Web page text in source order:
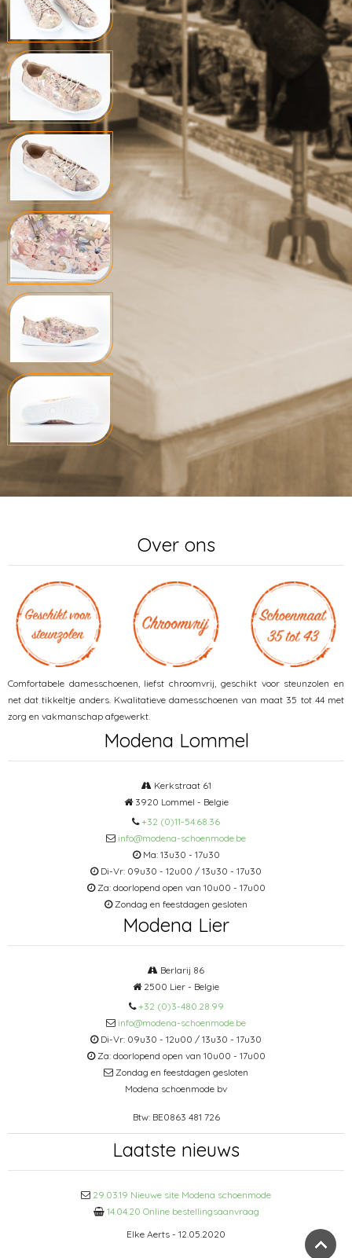
Over ons
Comfortabele damesschoenen, liefst chroomvrij, geschikt voor steunzolen en
net dat tikkeltje anders. Kwalitatieve damesschoenen van maat 35 tot 44 met
zorg en vakmanschap afgewerkt.
Modena Lommel
Kerkstraat 61
3920 Lommel - Belgie
+32 (0)11-54.68.36
info@modena-schoenmode.be
Ma: 13u30 - 17u30
Di-Vr: 09u30 - 12u00 / 13u30 - 17u30
Za: doorlopend open van 10u00 - 17u00
Zondag en feestdagen gesloten
Modena Lier
Berlarij 86
2500 Lier - Belgie
+32 (0)3-480.28.99
info@modena-schoenmode.be
Di-Vr: 09u30 - 12u00 / 13u30 - 17u30
Za: doorlopend open van 10u00 - 17u00
Zondag en feestdagen gesloten
Modena schoenmode bv
Btw: BE0863 481 726
Laatste nieuws
29.03.19 Nieuwe site Modena schoenmode
14.04.20 Online bestellingsaanvraag
Elke Aerts - 12.05.2020